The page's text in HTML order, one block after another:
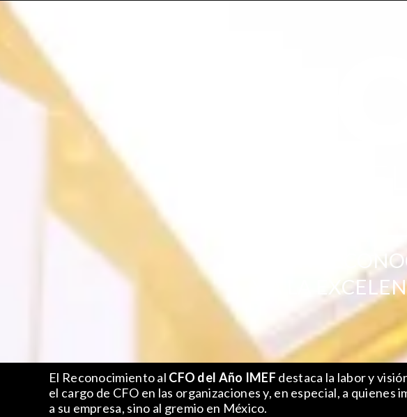
UN
Y A LA
El Reconocimiento al CFO del Año IMEF destaca la labor y
el cargo de CFO en las organizaciones y, en especial, a quienes
a su empresa, sino al gremio en México.